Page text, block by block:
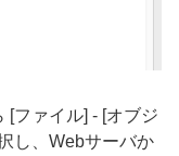
[ファイル] - [オブジ
し、Webサーバか